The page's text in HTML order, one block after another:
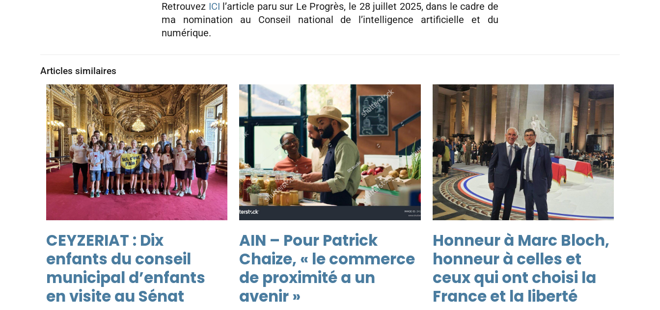
Retrouvez ICI l’article paru sur Le Progrès, le 28 juillet 2025, dans le cadre de
ma nomination au Conseil national de l’intelligence artificielle et du
numérique.
Articles similaires
CEYZERIAT : Dix
enfants du conseil
municipal d’enfants
en visite au Sénat
AIN – Pour Patrick
Chaize, « le commerce
de proximité a un
avenir »
Honneur à Marc Bloch,
honneur à celles et
ceux qui ont choisi la
France et la liberté